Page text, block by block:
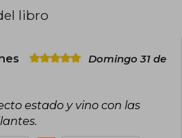
de vivir en mundos de fantasía,
o colorear.
libro
Domingo 31 de
estado y vino con las